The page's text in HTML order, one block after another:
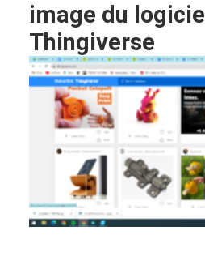
image du logiciel
Thingiverse